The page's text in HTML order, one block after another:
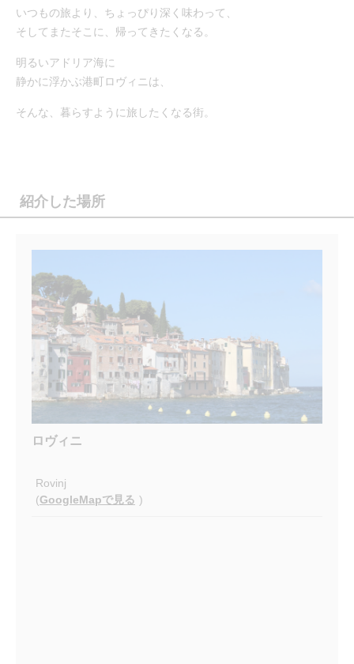
いつもの旅より、ちょっぴり深く味わって、
そしてまたそこに、帰ってきたくなる。
明るいアドリア海に
静かに浮かぶ港町ロヴィニは、
そんな、暮らすように旅したくなる街。
紹介した場所
ロヴィニ
Rovinj
(GoogleMapで見る )